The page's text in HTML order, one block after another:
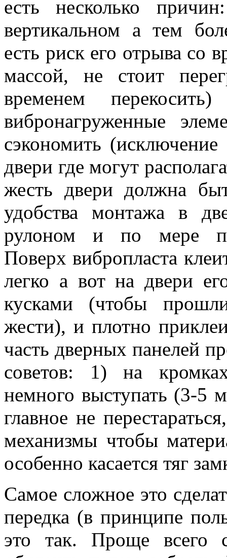
есть несколько
вертикальном а тем
есть риск его отрыва со
массой, не стоит
временем
вибронагруженные
сэкономить (исключение
двери где могут
жесть двери должна
удобства монтажа в
рулоном и по мере
Поверх вибропласта
легко а вот на двери
кусками (чтобы
жести), и плотно
часть дверных панелей
советов: 1) на
немного выступать (3-5
главное не
механизмы чтобы
особенно касается тяг
Самое сложное это
передка (в принципе
это так. Проще всего